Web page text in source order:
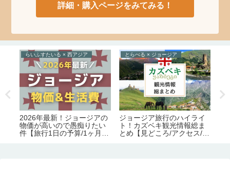
詳細・購入ページをみてみる！
らいふすたいる × 西アジア
2026年最新！ジョージアの
物価が高いので愚痴りたい
件【旅行1日の予算/1ヶ月の
とらべる × ジョージア
ジョージア旅行のハイライ
ト！カズベキ観光情報総ま
とめ【見どころ/アクセス/必